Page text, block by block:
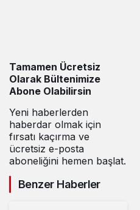
Tamamen Ücretsiz
Olarak Bültenimize
Abone Olabilirsin
Yeni haberlerden
haberdar olmak için
fırsatı kaçırma ve
ücretsiz e-posta
aboneliğini hemen başlat.
Benzer Haberler